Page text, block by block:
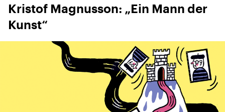
Kristof Magnusson: „Ein Mann der
Kunst“